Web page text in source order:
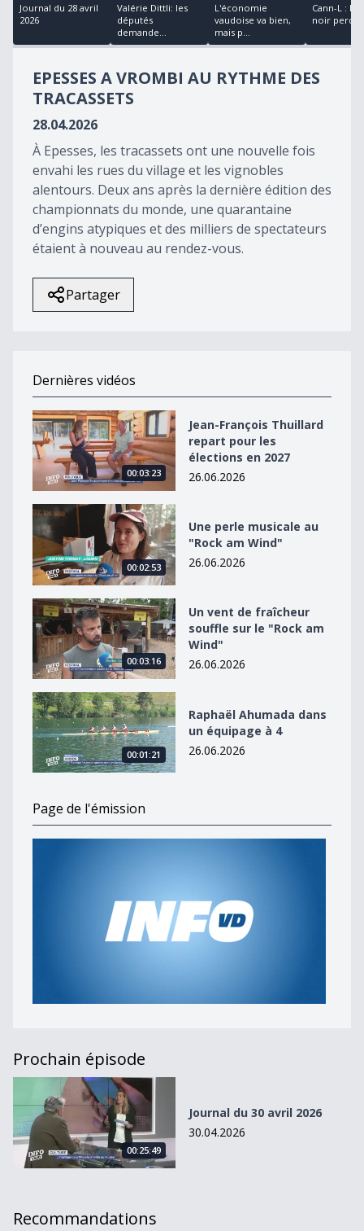
18
minutes,
seconds
Journal du 28 avril
2026
Valérie Dittli: les
députés
demande...
L'économie
vaudoise va bien,
mais p...
Cann-L : le
noir perd 2
EPESSES A VROMBI AU RYTHME DES
TRACASSETS
28.04.2026
À Epesses, les tracassets ont une nouvelle fois
envahi les rues du village et les vignobles
alentours. Deux ans après la dernière édition des
championnats du monde, une quarantaine
d’engins atypiques et des milliers de spectateurs
étaient à nouveau au rendez-vous.
Partager
Dernières vidéos
Jean-François Thuillard repart pour les élections en
00:03:23
Jean-François Thuillard
repart pour les
élections en 2027
26.06.2026
Une perle musicale au &quot;Rock am Wind&quot;
00:02:53
Une perle musicale au
"Rock am Wind"
26.06.2026
Un vent de fraîcheur souffle sur le &quot;Rock am
00:03:16
Un vent de fraîcheur
souffle sur le "Rock am
Wind"
26.06.2026
Raphaël Ahumada dans un équipage à 4
00:01:21
Raphaël Ahumada dans
un équipage à 4
26.06.2026
Page de l'émission
Prochain épisode
Journal du 30 avril 2026
00:25:49
Journal du 30 avril 2026
30.04.2026
Recommandations